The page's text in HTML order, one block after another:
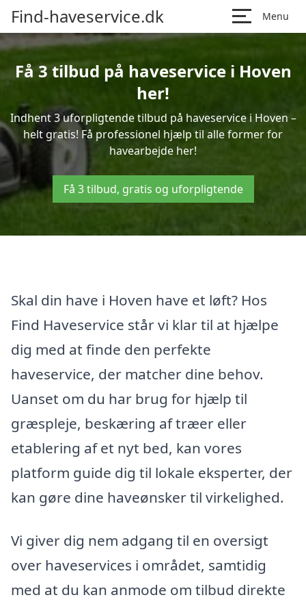
Find-haveservice.dk Menu
Få 3 tilbud på haveservice i Hoven
her!
Indhent 3 uforpligtende tilbud på haveservice i Hoven –
helt gratis! Få professionel hjælp til alle former for
havearbejde her!
Få 3 tilbud, gratis og uforpligtende
Skal din have i Hoven have et løft? Hos
Find Haveservice står vi klar til at hjælpe
dig med at finde den perfekte
haveservice, der matcher dine behov.
Uanset om du har brug for hjælp til
græspleje, beskæring af træer eller
etablering af et nyt bed, kan vores
platform guide dig til lokale eksperter, der
kan gøre dine haveønsker til virkelighed.
Vi giver dig nem adgang til en oversigt
over haveservices i området, samtidig
med at du kan anmode om tilbud direkte